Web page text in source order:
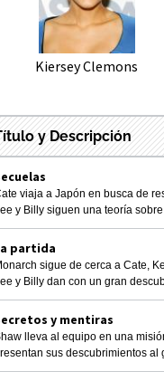
Kiersey Clemons
y Descripción
viaja a Japón en busca de
y Billy siguen una teoría sobre
partida
sigue de cerca a Cate,
y Billy dan con un gran
y mentiras
lleva al equipo en una
sus descubrimientos al